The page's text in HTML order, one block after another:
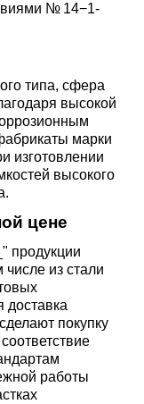
№ 14−1-
типа, сфера
высокой
марки
изготовлении
высокого
цене
продукции
из стали
доставка
покупку
работы